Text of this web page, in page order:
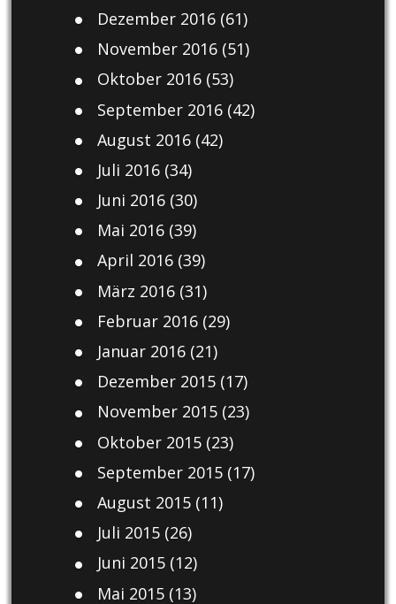
Dezember 2016(61)
November 2016(51)
Oktober 2016(53)
September 2016(42)
August 2016(42)
Juli 2016(34)
Juni 2016(30)
Mai 2016(39)
April 2016(39)
März 2016(31)
Februar 2016(29)
Januar 2016(21)
Dezember 2015(17)
November 2015(23)
Oktober 2015(23)
September 2015(17)
August 2015(11)
Juli 2015(26)
Juni 2015(12)
Mai 2015(13)